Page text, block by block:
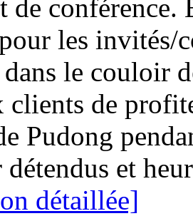
de
les invités/
le couloir
clients de
Pudong
et
détaillée]